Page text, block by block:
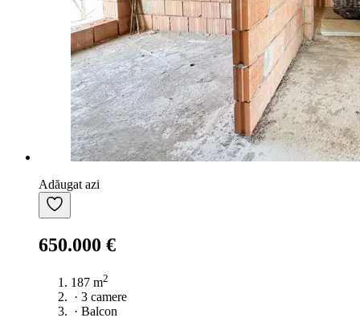
Adăugat azi
650.000 €
187 m2
· 3 camere
· Balcon